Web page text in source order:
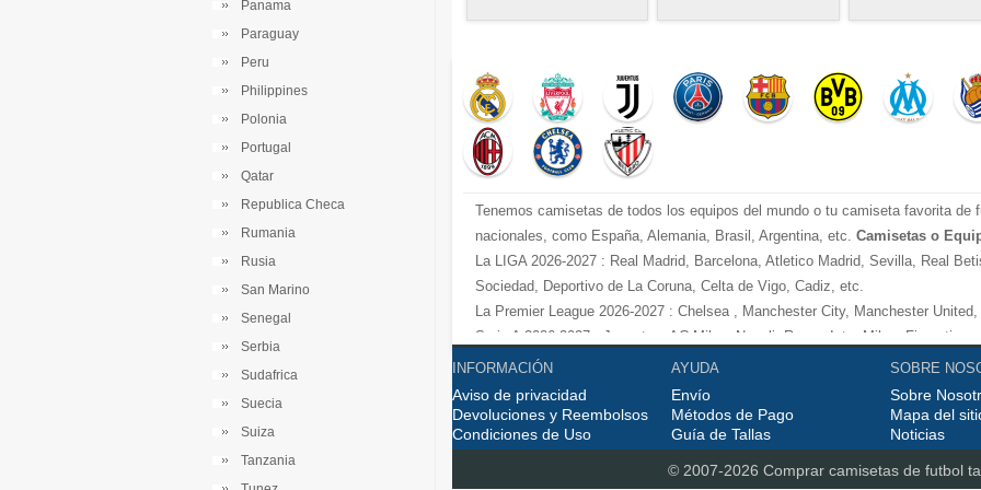
Panama
Paraguay
Peru
Philippines
Polonia
Portugal
Qatar
Republica Checa
Rumania
Rusia
San Marino
Senegal
Serbia
Sudafrica
Suecia
Suiza
Tanzania
Tenemos camisetas de todos los equipos del mundo o tu camiseta favorita de
nacionales, como España, Alemania, Brasil, Argentina, etc. Camisetas o
La LIGA 2026-2027 : Real Madrid, Barcelona, Atletico Madrid, Sevilla, Real
Sociedad, Deportivo de La Coruna, Celta de Vigo, Cadiz, etc.
La Premier League 2026-2027 : Chelsea , Manchester City, Manchester
Serie A 2026-2027 : Juventus, AC Milan, Napoli, Roma, Inter Milan, Fiorentina,
Bundesliga 2026-2027 : Bayern Munich, Borussia Dortmund, etc.
Ligue 1 2026-2027 : PSG, etc.
Disfruta personalizando tus
camisetas de futbol tailandia replicas
o las
jugadores favoritos.
camisetas futbol tailandiaal por mayor y menor de la
INFORMACIÓN
Aviso de privacidad
Devoluciones y Reembolsos
Condiciones de Uso
AYUDA
Envío
Métodos de Pago
Guía de Tallas
SOBRE
Sobre
Mapa del
Noticias
© 2007-2026 Comprar camisetas de futbol